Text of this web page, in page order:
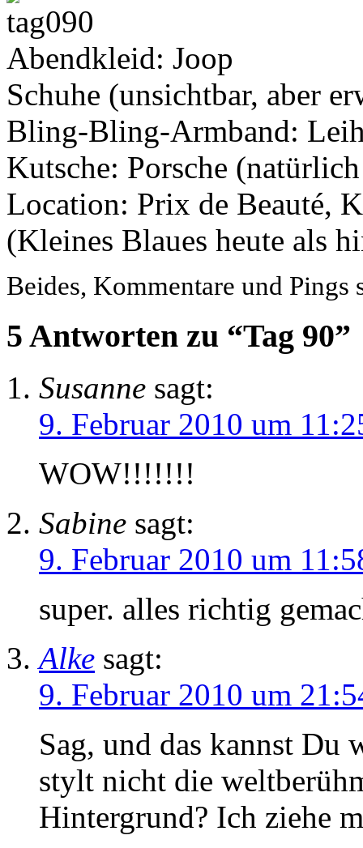
Abendkleid: Joop
Schuhe (unsichtbar, aber
Bling-Bling-Armband:
Kutsche: Porsche
Location: Prix de Beauté,
(Kleines Blaues heute als
Beides, Kommentare und Pings
5 Antworten zu “Tag 90”
Susanne sagt:
9. Februar 2010 um
WOW!!!!!!!
Sabine sagt:
9. Februar 2010 um
super. alles richtig
Alke sagt:
9. Februar 2010 um
Sag, und das kannst Du
stylt nicht die
Hintergrund? Ich ziehe